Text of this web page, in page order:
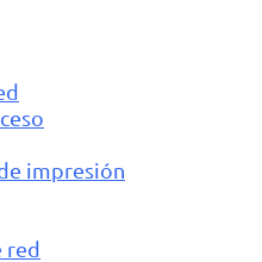
impresión
red